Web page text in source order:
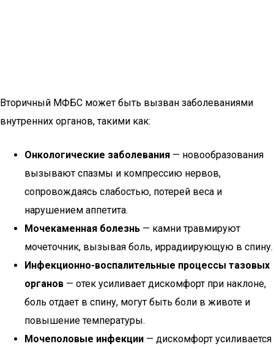
Вторичный МФБС может быть вызван заболеваниями
внутренних органов, такими как:
Онкологические заболевания — новообразования
вызывают спазмы и компрессию нервов,
сопровождаясь слабостью, потерей веса и
нарушением аппетита.
Мочекаменная болезнь — камни травмируют
мочеточник, вызывая боль, иррадиирующую в спину.
Инфекционно-воспалительные процессы тазовых
органов — отек усиливает дискомфорт при наклоне,
боль отдает в спину, могут быть боли в животе и
повышение температуры.
Мочеполовые инфекции — дискомфорт усиливается